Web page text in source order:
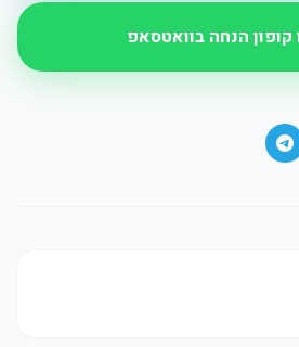
קופון הנחה בוואטסאפ